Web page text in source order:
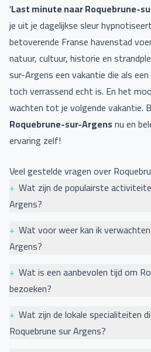
'Last minute naar Roquebrune-
je uit je dagelijkse sleur
betoverende Franse havenstad
natuur, cultuur, historie en
sur-Argens een vakantie die als
toch verrassend echt is. En het
wachten tot je volgende vakantie.
Roquebrune-sur-Argensnu en
ervaring zelf!
Veel gestelde vragen over
+
Argens?
genieten van diverse activiteiten.
activiteiten is het bezoeken van de
met zijn prachtige middeleeuwse
Avontuurliefhebbers kunnen
emblematische plekken van de
ook beroemd om zijn wijngaarden,
+
Argens?
staat bekend om zijn mediterrane
kunt genieten van warme, droge
winters. In de zomermaanden (juli
gemiddelde dagtemperaturen vaak
+
bezoeken?
een mediterraan klimaat wat het
bestemming maakt gedurende het
+
Roquebrune sur Argens?